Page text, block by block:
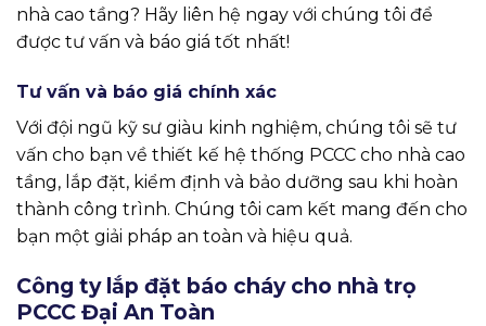
nhà cao tầng? Hãy liên hệ ngay với chúng tôi để
được tư vấn và báo giá tốt nhất!
Tư vấn và báo giá chính xác
Với đội ngũ kỹ sư giàu kinh nghiệm, chúng tôi sẽ tư
vấn cho bạn về thiết kế hệ thống PCCC cho nhà cao
tầng, lắp đặt, kiểm định và bảo dưỡng sau khi hoàn
thành công trình. Chúng tôi cam kết mang đến cho
bạn một giải pháp an toàn và hiệu quả.
Công ty lắp đặt báo cháy cho nhà trọ
PCCC Đại An Toàn